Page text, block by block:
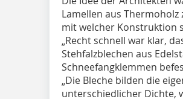
Lamellen aus
mit welcher Konstruktion
„Recht schnell war klar,
Stehfalzblechen aus
Schneefangklemmen
„Die Bleche bilden die
unterschiedlicher Dichte,